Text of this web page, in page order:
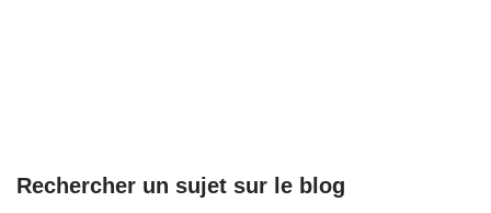
Rechercher un sujet sur le blog